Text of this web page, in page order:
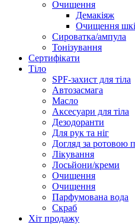
Очищення
Демакіяж
Очищення
Сироватка/ампула
Тонізування
Сертифікати
Тіло
SPF-захист для тіла
Автозасмага
Масло
Аксесуари для тіла
Дезодоранти
Для рук та ніг
Догляд за ротовою
Лікування
Лосьйони/креми
Очищення
Очищення
Парфумована вода
Скраб
Хіт продажу